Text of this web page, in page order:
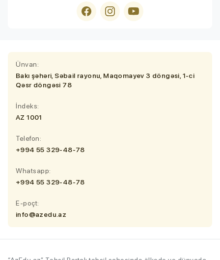
Ünvan:
Bakı şəhəri, Səbail rayonu, Maqomayev 3 döngəsi, 1-ci
Qəsr döngəsi 78
İndeks:
AZ 1001
Telefon:
+994 55 329-48-78
Whatsapp:
+994 55 329-48-78
E-poçt:
info@azedu.az